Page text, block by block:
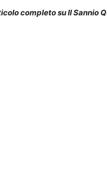
completo su Il Sannio